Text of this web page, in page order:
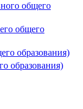
общего
общего
образования)
образования)